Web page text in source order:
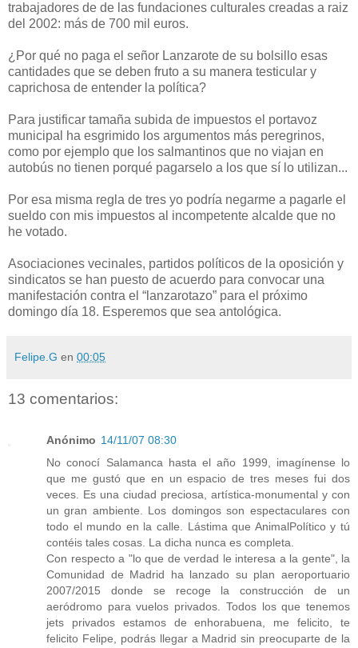
trabajadores de de las fundaciones culturales creadas a raiz
del 2002: más de 700 mil euros.
¿Por qué no paga el señor Lanzarote de su bolsillo esas
cantidades que se deben fruto a su manera testicular y
caprichosa de entender la política?
Para justificar tamaña subida de impuestos el portavoz
municipal ha esgrimido los argumentos más peregrinos,
como por ejemplo que los salmantinos que no viajan en
autobús no tienen porqué pagarselo a los que sí lo utilizan...
Por esa misma regla de tres yo podría negarme a pagarle el
sueldo con mis impuestos al incompetente alcalde que no
he votado.
Asociaciones vecinales, partidos políticos de la oposición y
sindicatos se han puesto de acuerdo para convocar una
manifestación contra el “lanzarotazo” para el próximo
domingo día 18. Esperemos que sea antológica.
Felipe.G en 00:05
13 comentarios:
Anónimo 14/11/07 08:30
No conocí Salamanca hasta el año 1999, imagínense lo
que me gustó que en un espacio de tres meses fui dos
veces. Es una ciudad preciosa, artística-monumental y con
un gran ambiente. Los domingos son espectaculares con
todo el mundo en la calle. Lástima que AnimalPolítico y tú
contéis tales cosas. La dicha nunca es completa.
Con respecto a "lo que de verdad le interesa a la gente", la
Comunidad de Madrid ha lanzado su plan aeroportuario
2007/2015 donde se recoge la construcción de un
aeródromo para vuelos privados. Todos los que tenemos
jets privados estamos de enhorabuena, me felicito, te
felicito Felipe, podrás llegar a Madrid sin preocuparte de la